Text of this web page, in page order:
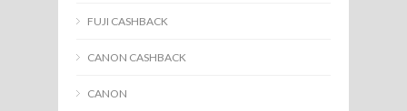
FUJI CASHBACK
CANON CASHBACK
CANON